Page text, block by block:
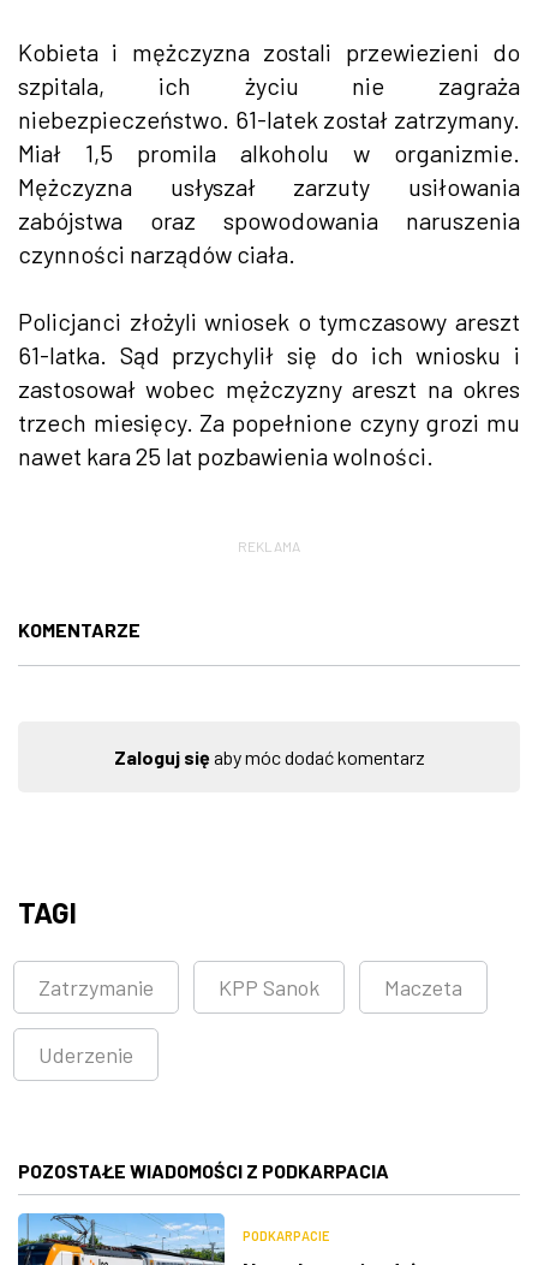
Kobieta i mężczyzna zostali przewiezieni do
szpitala, ich życiu nie zagraża
niebezpieczeństwo. 61-latek został zatrzymany.
Miał 1,5 promila alkoholu w organizmie.
Mężczyzna usłyszał zarzuty usiłowania
zabójstwa oraz spowodowania naruszenia
czynności narządów ciała.
Policjanci złożyli wniosek o tymczasowy areszt
61-latka. Sąd przychylił się do ich wniosku i
zastosował wobec mężczyzny areszt na okres
trzech miesięcy. Za popełnione czyny grozi mu
nawet kara 25 lat pozbawienia wolności.
REKLAMA
KOMENTARZE
Zaloguj sięaby móc dodać komentarz
TAGI
Zatrzymanie KPP Sanok Maczeta
Uderzenie
POZOSTAŁE WIADOMOŚCI Z PODKARPACIA
PODKARPACIE